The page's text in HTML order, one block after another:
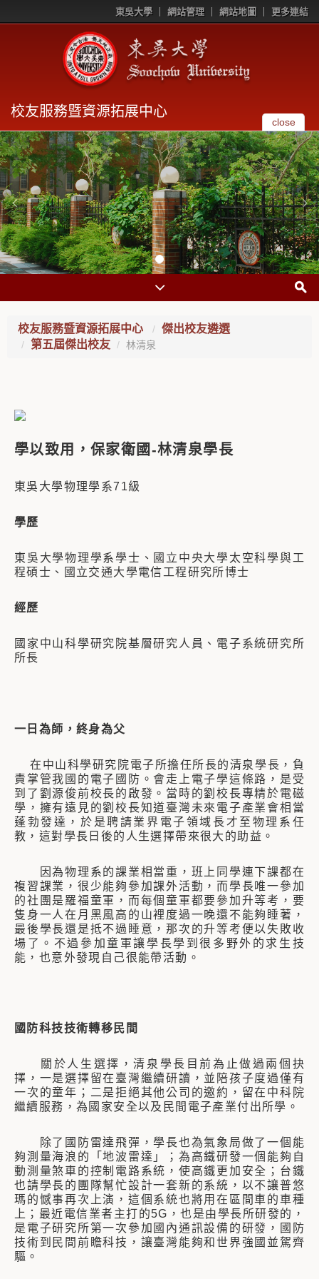
東吳大學 網站管理 網站地圖 更多連結
校友服務暨資源拓展中心
close
校友服務暨資源拓展中心
傑出校友遴選
第五屆傑出校友
林清泉
學以致用，保家衛國 -林清泉學長
東吳大學物理學系71級
學歷
東吳大學物理學系學士、國立中央大學太空科學與工
程碩士 、國立交通大學電信工程研究所博士
經歷
國家中山科學研究院基層研究人員 、電子系統研究所
所長
一日為師，終身為父
在中山科學研究院電子所擔任所長的清泉學長，負
責掌管我國的電子國防。會走上電子學這條路，是受
到了劉源俊前校長的啟發。當時的劉校長專精於電磁
學，擁有遠見的劉校長知道臺灣未來電子產業會相當
蓬勃發達，於是聘請業界電子領域長才至物理系任
教，這對學長日後的人生選擇帶來很大的助益。
因為物理系的課業相當重，班上同學連下課都在
複習課業，很少能夠參加課外活動，而學長唯一參加
的社團是羅福童軍，而每個童軍都要參加升等考，要
隻身一人在月黑風高的山裡度過一晚還不能夠睡著，
最後學長還是抵不過睡意，那次的升等考便以失敗收
場了。不過參加童軍讓學長學到很多野外的求生技
能，也意外發現自己很能帶活動。
國防科技技術轉移民間
關於人生選擇，清泉學長目前為止做過兩個抉
擇，一是選擇留在臺灣繼續研讀，並陪孩子度過僅有
一次的童年；二是拒絕其他公司的邀約，留在中科院
繼續服務，為國家安全以及民間電子產業付出所學。
除了國防雷達飛彈，學長也為氣象局做了一個能
夠測量海浪的「地波雷達」；為高鐵研發一個能夠自
動測量煞車的控制電路系統，使高鐵更加安全；台鐵
也請學長的團隊幫忙設計一套新的系統，以不讓普悠
瑪的憾事再次上演，這個系統也將用在區間車的車種
上；最近電信業者主打的5G，也是由學長所研發的，
是電子研究所第一次參加國內通訊設備的研發，國防
技術到民間前瞻科技，讓臺灣能夠和世界強國並駕齊
驅。